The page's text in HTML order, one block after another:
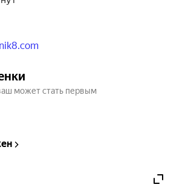
Экскурсионное обслуживание,
обслуживание, Страховка
просп. Шогенцукова, 2
может стать первым